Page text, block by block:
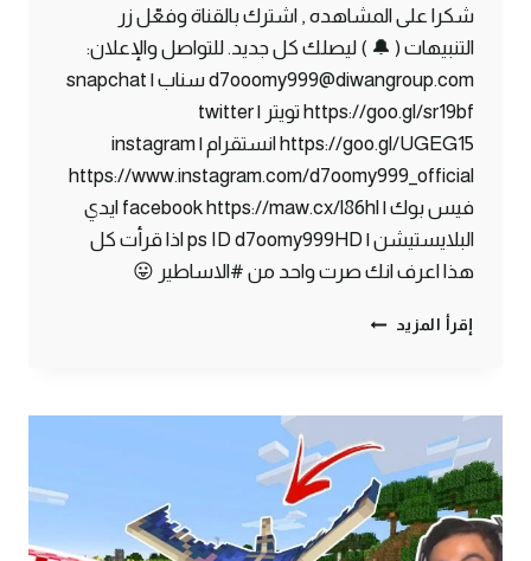
شكرا على المشاهده , اشترك بالقناة وفعّل زر
التنبيهات ( 🔔 ) ليصلك كل جديد. للتواصل والإعلان:
d7ooomy999@diwangroup.com سناب | snapchat
https://goo.gl/sr19bf تويتر | twitter
https://goo.gl/UGEG15 انستقرام | instagram
https://www.instagram.com/d7oomy999_official
فيس بوك | facebook https://maw.cx/l86hl ايدي
البلايستيشن | ps ID d7oomy999HD اذا قرأت كل
هذا اعرف انك صرت واحد من #الاساطير 😛
إقرأ المزيد ماين
أخيراً
وجدت
القرية
المفقودة
!